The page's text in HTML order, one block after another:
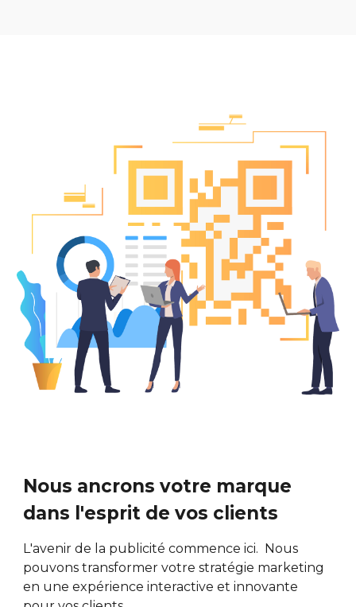
Nous ancrons votre marque
dans l'esprit de vos clients
L'avenir de la publicité commence ici. Nous
pouvons transformer votre stratégie marketing
en une expérience interactive et innovante